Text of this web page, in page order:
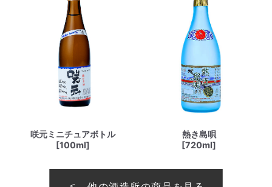
咲元ミニチュアボトル
[100ml]
熱き島唄
[720ml]